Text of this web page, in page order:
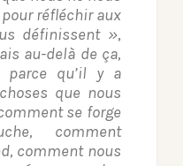
réfléchir aux
définissent »,
au-delà de ça,
parce qu’il y a
que nous
se forge
comment
comment nous